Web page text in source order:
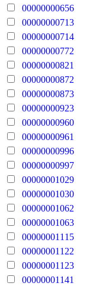
00000000656
00000000713
00000000714
00000000772
00000000821
00000000872
00000000873
00000000923
00000000960
00000000961
00000000996
00000000997
00000001029
00000001030
00000001062
00000001063
00000001115
00000001122
00000001123
00000001141